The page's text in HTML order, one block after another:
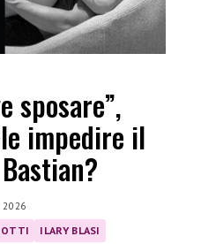
sposare”,
impedire il
2026
ILARY BLASI